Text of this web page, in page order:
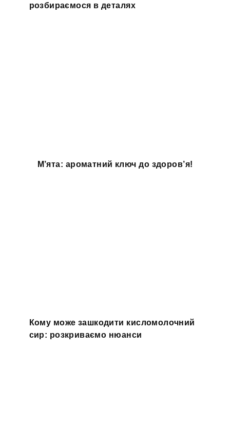
розбираємося в деталях
М’ята: ароматний ключ до здоров’я!
Кому може зашкодити кисломолочний
сир: розкриваємо нюанси